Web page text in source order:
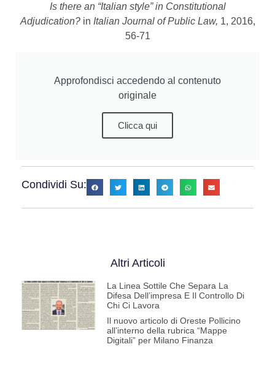
Is there an “Italian style” in Constitutional
Adjudication? in Italian Journal of Public Law, 1, 2016,
56-71
Approfondisci accedendo al contenuto
originale
Clicca qui
Condividi Su:
Altri Articoli
La Linea Sottile Che Separa La
Difesa Dell’impresa E Il Controllo Di
Chi Ci Lavora
Il nuovo articolo di Oreste Pollicino
all’interno della rubrica “Mappe
Digitali” per Milano Finanza